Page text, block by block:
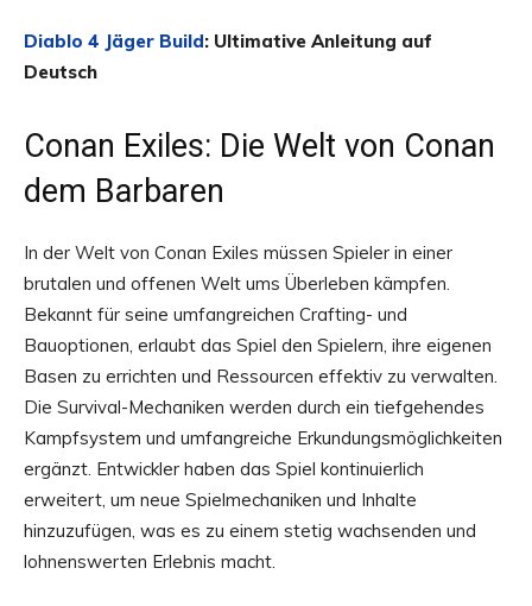
Diablo 4 Jäger Build: Ultimative Anleitung auf
Deutsch
Conan Exiles: Die Welt von Conan
dem Barbaren
In der Welt von Conan Exiles müssen Spieler in einer
brutalen und offenen Welt ums Überleben kämpfen.
Bekannt für seine umfangreichen Crafting- und
Bauoptionen, erlaubt das Spiel den Spielern, ihre eigenen
Basen zu errichten und Ressourcen effektiv zu verwalten.
Die Survival-Mechaniken werden durch ein tiefgehendes
Kampfsystem und umfangreiche Erkundungsmöglichkeiten
ergänzt. Entwickler haben das Spiel kontinuierlich
erweitert, um neue Spielmechaniken und Inhalte
hinzuzufügen, was es zu einem stetig wachsenden und
lohnenswerten Erlebnis macht.